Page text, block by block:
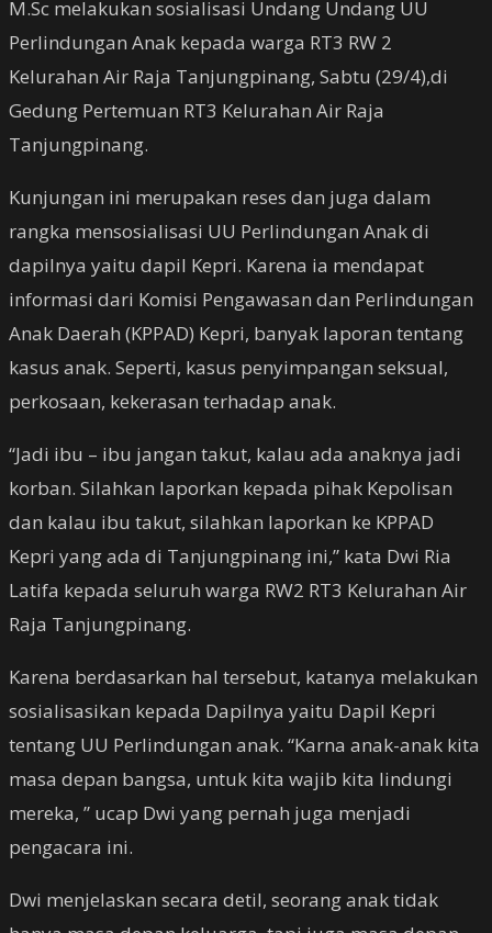
M.Sc melakukan sosialisasi Undang Undang UU
Perlindungan Anak kepada warga RT3 RW 2
Kelurahan Air Raja Tanjungpinang, Sabtu (29/4),di
Gedung Pertemuan RT3 Kelurahan Air Raja
Tanjungpinang.
Kunjungan ini merupakan reses dan juga dalam
rangka mensosialisasi UU Perlindungan Anak di
dapilnya yaitu dapil Kepri. Karena ia mendapat
informasi dari Komisi Pengawasan dan Perlindungan
Anak Daerah (KPPAD) Kepri, banyak laporan tentang
kasus anak. Seperti, kasus penyimpangan seksual,
perkosaan, kekerasan terhadap anak.
“Jadi ibu – ibu jangan takut, kalau ada anaknya jadi
korban. Silahkan laporkan kepada pihak Kepolisan
dan kalau ibu takut, silahkan laporkan ke KPPAD
Kepri yang ada di Tanjungpinang ini,” kata Dwi Ria
Latifa kepada seluruh warga RW2 RT3 Kelurahan Air
Raja Tanjungpinang.
Karena berdasarkan hal tersebut, katanya melakukan
sosialisasikan kepada Dapilnya yaitu Dapil Kepri
tentang UU Perlindungan anak. “Karna anak-anak kita
masa depan bangsa, untuk kita wajib kita lindungi
mereka, ” ucap Dwi yang pernah juga menjadi
pengacara ini.
Dwi menjelaskan secara detil, seorang anak tidak